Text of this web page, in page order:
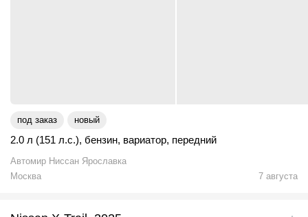
под заказ новый
2.0 л (151 л.с.), бензин, вариатор, передний
Автомир Ниссан Ярославка
Москва
7 августа